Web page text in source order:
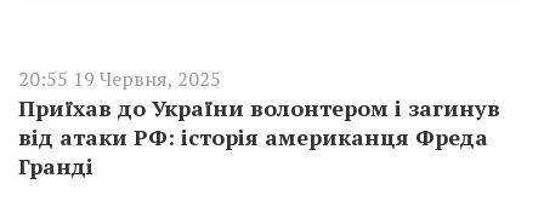
20:55 19 Червня, 2025
Приїхав до України волонтером і загинув
від атаки РФ: історія американця Фреда
Гранді